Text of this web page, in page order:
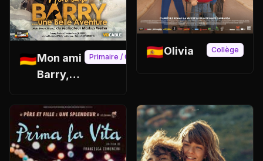
🇩🇪Mon ami
Barry,
aventure
Primaire / Collège🇪🇸Olivia Collège